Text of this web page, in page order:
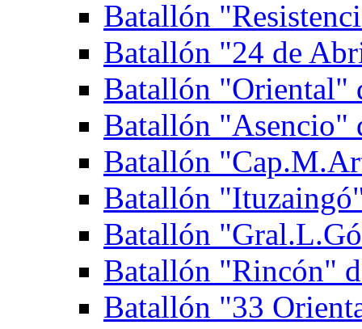
Batallón
Batallón "24 de
Batallón "Oriental"
Batallón "Asencio"
Batallón
Batallón
Batallón
Batallón "Rincón"
Batallón "33